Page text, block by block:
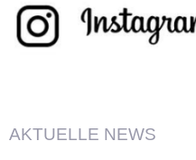
AKTUELLE NEWS